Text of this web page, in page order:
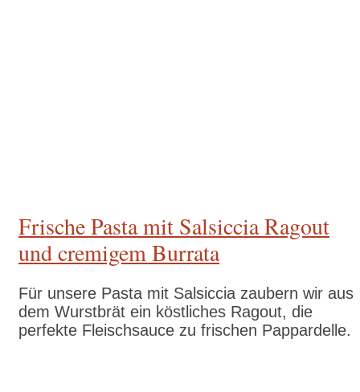
Frische Pasta mit Salsiccia Ragout
und cremigem Burrata
Für unsere Pasta mit Salsiccia zaubern wir aus
dem Wurstbrät ein köstliches Ragout, die
perfekte Fleischsauce zu frischen Pappardelle.